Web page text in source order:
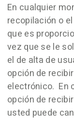
En cualquier
recopilación o
que es
vez que se le
el de alta de
opción de
electrónico. En
opción de
usted puede